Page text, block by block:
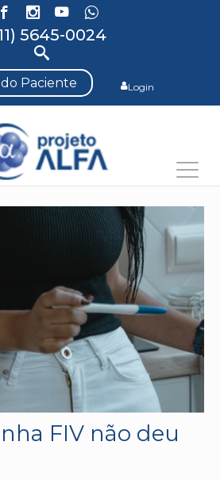
5645-0024
Paciente Login
FIV não deu